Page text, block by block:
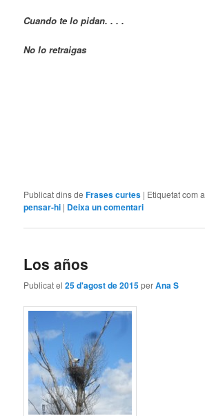
Cuando te lo pidan. . . .
No lo retraigas
Publicat dins de Frases curtes | Etiquetat com a
pensar-hi | Deixa un comentari
Los años
Publicat el25 d'agost de 2015perAna S